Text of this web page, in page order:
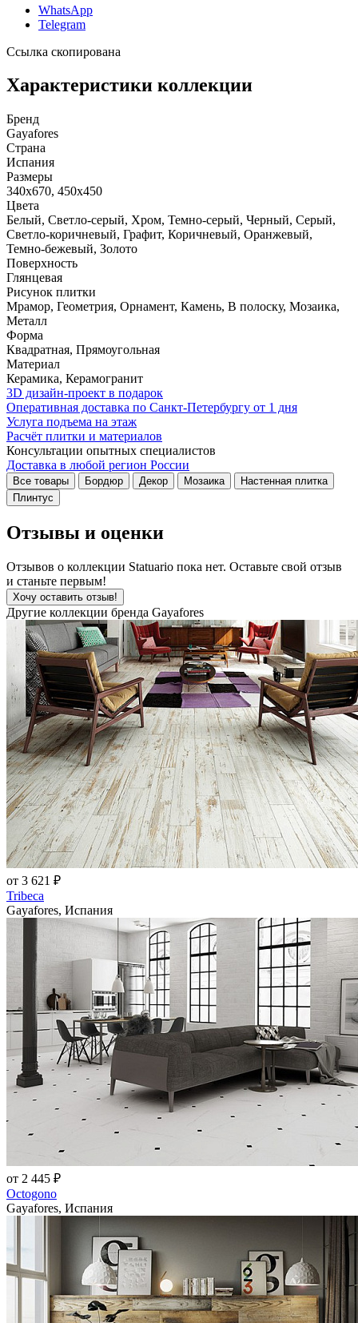
WhatsApp
Telegram
Ссылка скопирована
Характеристики коллекции
Бренд
Gayafores
Страна
Испания
Размеры
340x670, 450x450
Цвета
Белый, Светло-серый, Хром, Темно-серый, Черный, Серый,
Светло-коричневый, Графит, Коричневый, Оранжевый,
Темно-бежевый, Золото
Поверхность
Глянцевая
Рисунок плитки
Мрамор, Геометрия, Орнамент, Камень, В полоску, Мозаика,
Металл
Форма
Квадратная, Прямоугольная
Материал
Керамика, Керамогранит
3D дизайн-проект в подарок
Оперативная доставка по Санкт-Петербургу от 1 дня
Услуга подъема на этаж
Расчёт плитки и материалов
Консультации опытных специалистов
Доставка в любой регион России
Все товары Бордюр Декор Мозаика
Настенная плитка
Плинтус
Отзывы и оценки
Отзывов о коллекции Statuario пока нет. Оставьте свой отзыв
и станьте первым!
Хочу оставить отзыв!
Другие коллекции бренда Gayafores
от 3 621 ₽
Tribeca
Gayafores, Испания
от 2 445 ₽
Octogono
Gayafores, Испания